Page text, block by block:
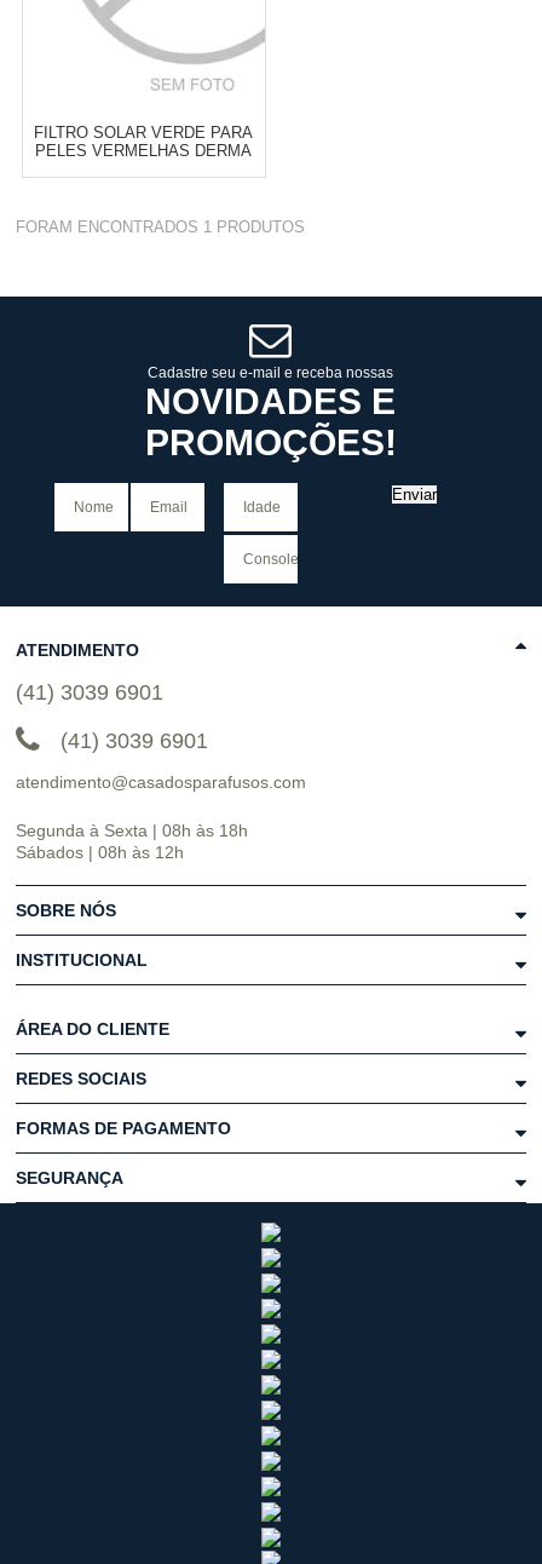
FILTRO SOLAR VERDE PARA
PELES VERMELHAS DERMA
Varejo: R$ 4.050,70
10 x de R$ 255,09
FORAM ENCONTRADOS 1 PRODUTOS
Cadastre seu e-mail e receba nossas
NOVIDADES E
PROMOÇÕES!
Enviar
ATENDIMENTO
(41) 3039 6901
(41) 3039 6901
atendimento@casadosparafusos.com
Segunda à Sexta | 08h às 18h
Sábados | 08h às 12h
SOBRE NÓS
INSTITUCIONAL
ÁREA DO CLIENTE
REDES SOCIAIS
FORMAS DE PAGAMENTO
SEGURANÇA